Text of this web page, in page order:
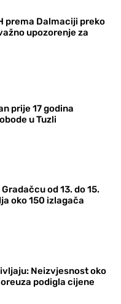
prema Dalmaciji preko
upozorenje za
prije 17 godina
u Tuzli
od 13. do 15.
oko 150 izlagača
Neizvjesnost oko
podigla cijene